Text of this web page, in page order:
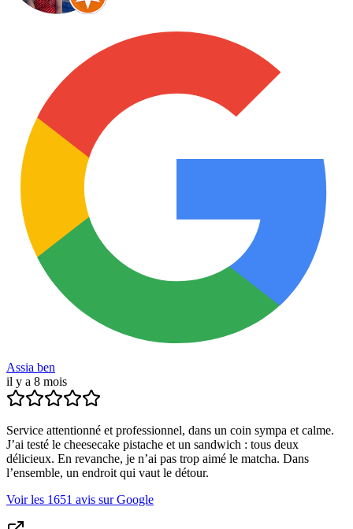
Assia ben
il y a 8 mois
Service attentionné et professionnel, dans un coin sympa et calme.
J’ai testé le cheesecake pistache et un sandwich : tous deux
délicieux. En revanche, je n’ai pas trop aimé le matcha. Dans
l’ensemble, un endroit qui vaut le détour.
Voir les 1651 avis sur Google